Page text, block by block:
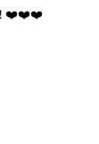
❤️❤️❤️